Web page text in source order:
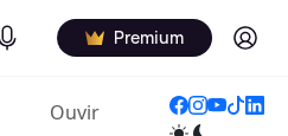
Podcasts Premium Log in
Ouvir(current)